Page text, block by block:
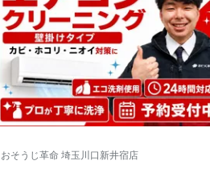
おそうじ革命 埼玉川口新井宿店